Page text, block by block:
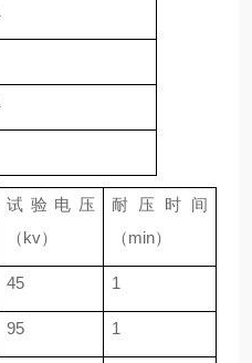
试验电压
（kv）
耐压时间
（min）
45 1
95 1